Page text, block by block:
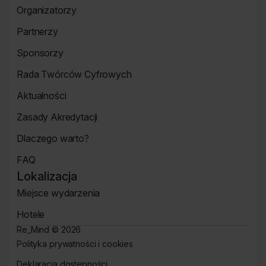
o
Organizatorzy
Organizatorzy
Partnerzy
Partnerzy
Sponsorzy
Sponsorzy
Rada Twórców Cyfrowych
Twórców
Re_Mind
Aktualności
Zasady Akredytacji
Akredytacji
Dlaczego warto?
Dlaczego
warto?
FAQ
Strona
FAQ
Lokalizacja
Miejsce wydarzenia
Lokalizacja
Hotele
Hotele
Re_Mind © 2026
Polityka prywatności i cookies
Deklaracja dostępności